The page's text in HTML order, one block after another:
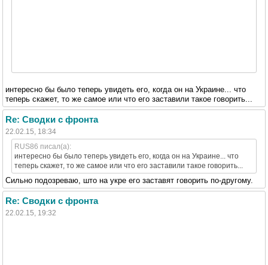
интересно бы было теперь увидеть его, когда он на Украине... что
теперь скажет, то же самое или что его заставили такое говорить...
Re: Сводки с фронта
22.02.15, 18:34
RUS86 писал(а):
интересно бы было теперь увидеть его, когда он на Украине... что
теперь скажет, то же самое или что его заставили такое говорить...
Сильно подозреваю, што на укре его заставят говорить по-другому.
Re: Сводки с фронта
22.02.15, 19:32